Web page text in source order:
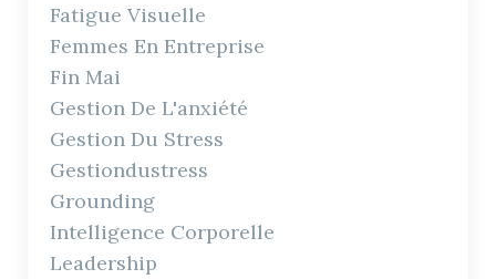
Fatigue Visuelle
Femmes En Entreprise
Fin Mai
Gestion De L'anxiété
Gestion Du Stress
Gestiondustress
Grounding
Intelligence Corporelle
Leadership